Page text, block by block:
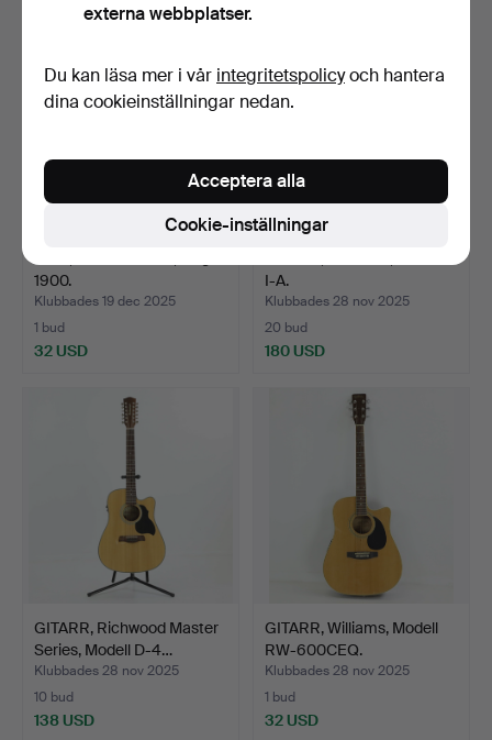
1900.
Klubbades 19 dec 2025
1 bud
32 USD
I-A.
Klubbades 28 nov 2025
20 bud
180 USD
GITARR, Richwood Master
Series, Modell D-4…
Klubbades 28 nov 2025
10 bud
138 USD
GITARR, Williams, Modell
RW-600CEQ.
Klubbades 28 nov 2025
1 bud
32 USD
externa webbplatser.
Du kan läsa mer i vår integritetspolicyoch hantera
dina cookieinställningar nedan.
Cookie-inställningar
Acceptera alla